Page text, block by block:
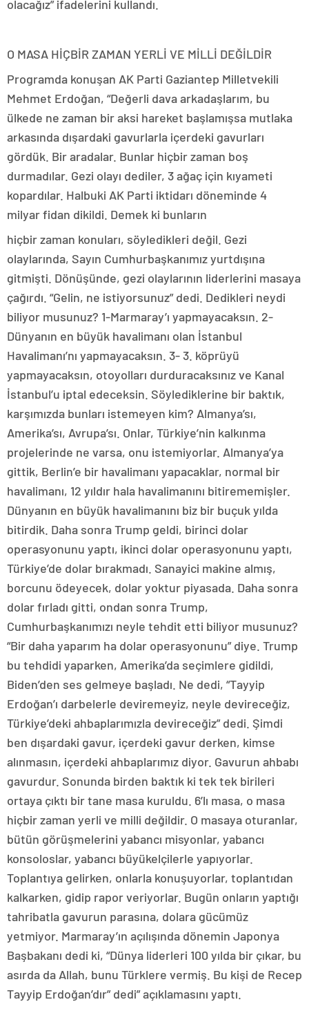
olacağız” ifadelerini kullandı.
O MASA HİÇBİR ZAMAN YERLİ VE MİLLİ DEĞİLDİR
Programda konuşan AK Parti Gaziantep Milletvekili
Mehmet Erdoğan, “Değerli dava arkadaşlarım, bu
ülkede ne zaman bir aksi hareket başlamışsa mutlaka
arkasında dışardaki gavurlarla içerdeki gavurları
gördük. Bir aradalar. Bunlar hiçbir zaman boş
durmadılar. Gezi olayı dediler, 3 ağaç için kıyameti
kopardılar. Halbuki AK Parti iktidarı döneminde 4
milyar fidan dikildi. Demek ki bunların
hiçbir zaman konuları, söyledikleri değil. Gezi
olaylarında, Sayın Cumhurbaşkanımız yurtdışına
gitmişti. Dönüşünde, gezi olaylarının liderlerini masaya
çağırdı. “Gelin, ne istiyorsunuz” dedi. Dedikleri neydi
biliyor musunuz? 1-Marmaray’ı yapmayacaksın. 2-
Dünyanın en büyük havalimanı olan İstanbul
Havalimanı’nı yapmayacaksın. 3- 3. köprüyü
yapmayacaksın, otoyolları durduracaksınız ve Kanal
İstanbul’u iptal edeceksin. Söylediklerine bir baktık,
karşımızda bunları istemeyen kim? Almanya’sı,
Amerika’sı, Avrupa’sı. Onlar, Türkiye’nin kalkınma
projelerinde ne varsa, onu istemiyorlar. Almanya’ya
gittik, Berlin’e bir havalimanı yapacaklar, normal bir
havalimanı, 12 yıldır hala havalimanını bitirememişler.
Dünyanın en büyük havalimanını biz bir buçuk yılda
bitirdik. Daha sonra Trump geldi, birinci dolar
operasyonunu yaptı, ikinci dolar operasyonunu yaptı,
Türkiye’de dolar bırakmadı. Sanayici makine almış,
borcunu ödeyecek, dolar yoktur piyasada. Daha sonra
dolar fırladı gitti, ondan sonra Trump,
Cumhurbaşkanımızı neyle tehdit etti biliyor musunuz?
“Bir daha yaparım ha dolar operasyonunu” diye. Trump
bu tehdidi yaparken, Amerika’da seçimlere gidildi,
Biden’den ses gelmeye başladı. Ne dedi, “Tayyip
Erdoğan’ı darbelerle deviremeyiz, neyle devireceğiz,
Türkiye’deki ahbaplarımızla devireceğiz” dedi. Şimdi
ben dışardaki gavur, içerdeki gavur derken, kimse
alınmasın, içerdeki ahbaplarımız diyor. Gavurun ahbabı
gavurdur. Sonunda birden baktık ki tek tek birileri
ortaya çıktı bir tane masa kuruldu. 6’lı masa, o masa
hiçbir zaman yerli ve milli değildir. O masaya oturanlar,
bütün görüşmelerini yabancı misyonlar, yabancı
konsoloslar, yabancı büyükelçilerle yapıyorlar.
Toplantıya gelirken, onlarla konuşuyorlar, toplantıdan
kalkarken, gidip rapor veriyorlar. Bugün onların yaptığı
tahribatla gavurun parasına, dolara gücümüz
yetmiyor. Marmaray’ın açılışında dönemin Japonya
Başbakanı dedi ki, “Dünya liderleri 100 yılda bir çıkar, bu
asırda da Allah, bunu Türklere vermiş. Bu kişi de Recep
Tayyip Erdoğan’dır” dedi” açıklamasını yaptı.